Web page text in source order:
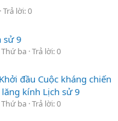
Trả lời: 0
sử 9
Thứ ba Trả lời: 0
đầu Cuộc kháng chiến
kính Lịch sử 9
Thứ ba Trả lời: 0